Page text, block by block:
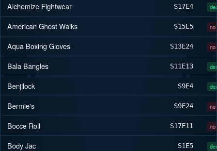
Alchemize Fightwear S17E4
American Ghost Walks S15E5 no
Aqua Boxing Gloves S13E24 no
Bala Bangles S11E13
Benjilock S9E4
Bermie's S9E24 no
Bocce Roll S17E11 no
Body Jac S1E5